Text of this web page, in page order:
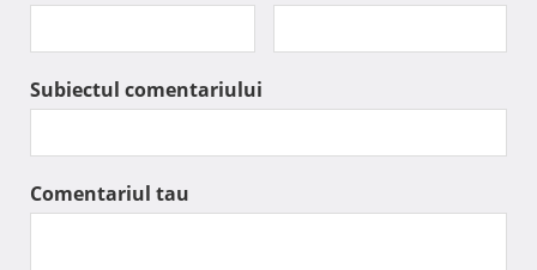
Subiectul comentariului
Comentariul tau